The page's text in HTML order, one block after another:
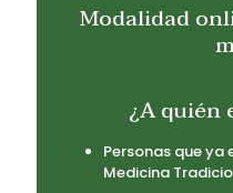
Modalidad
¿A quién
Personas que
Medicina